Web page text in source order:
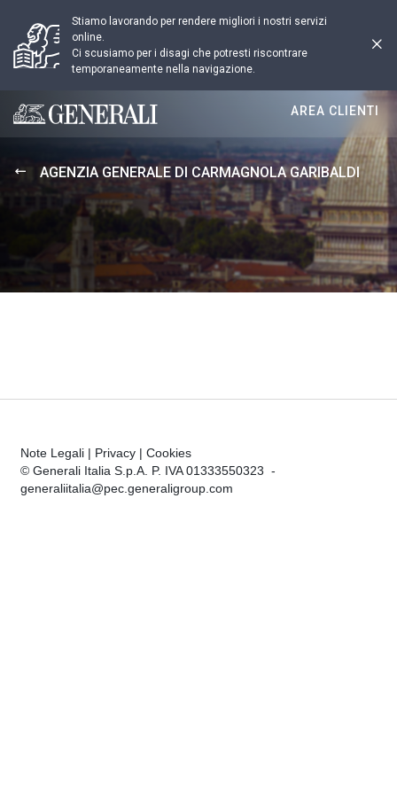
Stiamo lavorando per rendere migliori i nostri servizi
online.
Ci scusiamo per i disagi che potresti riscontrare
temporaneamente nella navigazione.
Generali logo
AREA CLIENTI
AGENZIA GENERALE DI CARMAGNOLA GARIBALDI
Note Legali | Privacy | Cookies
© Generali Italia S.p.A. P. IVA 01333550323 -
generaliitalia@pec.generaligroup.com